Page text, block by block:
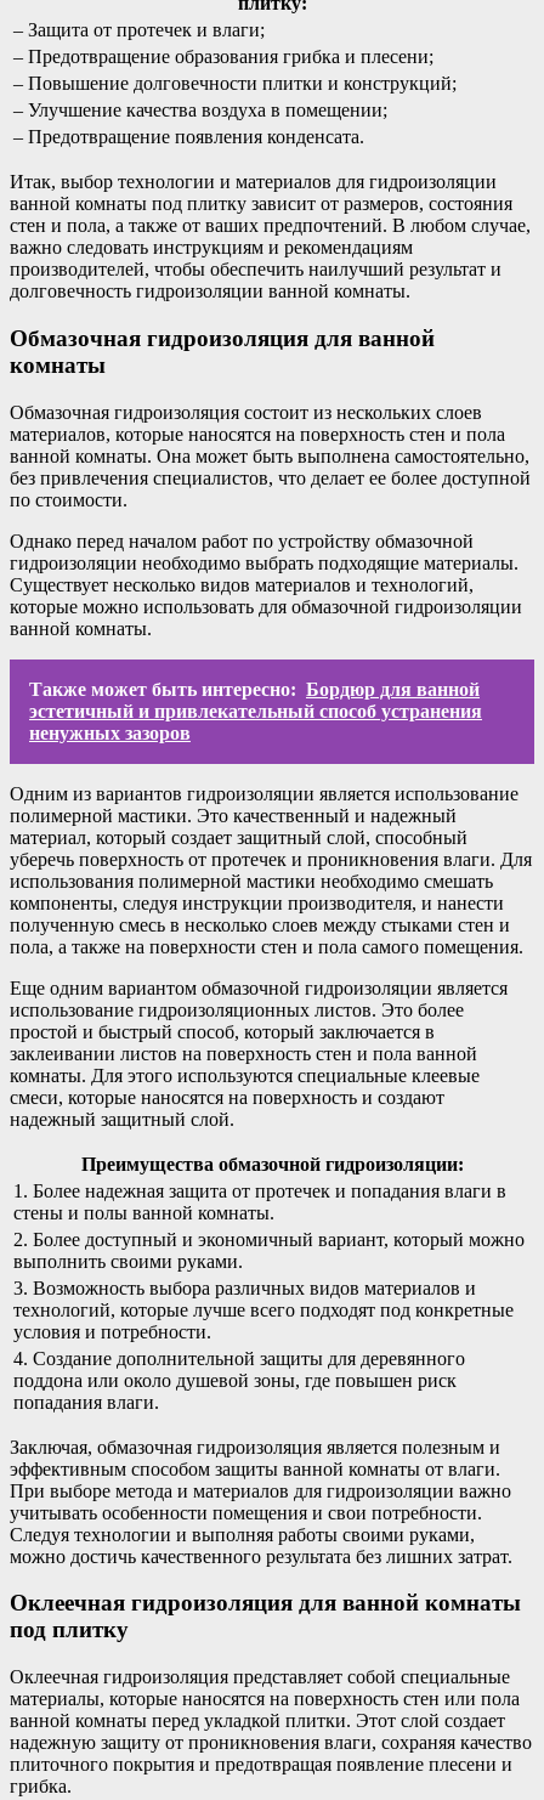
– Защита от протечек и влаги;
– Предотвращение образования грибка и плесени;
– Повышение долговечности плитки и конструкций;
– Улучшение качества воздуха в помещении;
– Предотвращение появления конденсата.
Итак, выбор технологии и материалов для гидроизоляции
ванной комнаты под плитку зависит от размеров, состояния
стен и пола, а также от ваших предпочтений. В любом случае,
важно следовать инструкциям и рекомендациям
производителей, чтобы обеспечить наилучший результат и
долговечность гидроизоляции ванной комнаты.
Обмазочная гидроизоляция для ванной
комнаты
Обмазочная гидроизоляция состоит из нескольких слоев
материалов, которые наносятся на поверхность стен и пола
ванной комнаты. Она может быть выполнена самостоятельно,
без привлечения специалистов, что делает ее более доступной
по стоимости.
Однако перед началом работ по устройству обмазочной
гидроизоляции необходимо выбрать подходящие материалы.
Существует несколько видов материалов и технологий,
которые можно использовать для обмазочной гидроизоляции
ванной комнаты.
Также может быть интересно: Бордюр для ванной
эстетичный и привлекательный способ устранения
ненужных зазоров
Одним из вариантов гидроизоляции является использование
полимерной мастики. Это качественный и надежный
материал, который создает защитный слой, способный
уберечь поверхность от протечек и проникновения влаги. Для
использования полимерной мастики необходимо смешать
компоненты, следуя инструкции производителя, и нанести
полученную смесь в несколько слоев между стыками стен и
пола, а также на поверхности стен и пола самого помещения.
Еще одним вариантом обмазочной гидроизоляции является
использование гидроизоляционных листов. Это более
простой и быстрый способ, который заключается в
заклеивании листов на поверхность стен и пола ванной
комнаты. Для этого используются специальные клеевые
смеси, которые наносятся на поверхность и создают
надежный защитный слой.
Преимущества обмазочной гидроизоляции:
1. Более надежная защита от протечек и попадания влаги в
стены и полы ванной комнаты.
2. Более доступный и экономичный вариант, который можно
выполнить своими руками.
3. Возможность выбора различных видов материалов и
технологий, которые лучше всего подходят под конкретные
условия и потребности.
4. Создание дополнительной защиты для деревянного
поддона или около душевой зоны, где повышен риск
попадания влаги.
Заключая, обмазочная гидроизоляция является полезным и
эффективным способом защиты ванной комнаты от влаги.
При выборе метода и материалов для гидроизоляции важно
учитывать особенности помещения и свои потребности.
Следуя технологии и выполняя работы своими руками,
можно достичь качественного результата без лишних затрат.
Оклеечная гидроизоляция для ванной комнаты
под плитку
Оклеечная гидроизоляция представляет собой специальные
материалы, которые наносятся на поверхность стен или пола
ванной комнаты перед укладкой плитки. Этот слой создает
надежную защиту от проникновения влаги, сохраняя качество
плиточного покрытия и предотвращая появление плесени и
грибка.